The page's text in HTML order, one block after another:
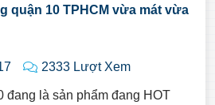
quận 10 TPHCM vừa mát vừa
2333 Lượt Xem
đang là sản phẩm đang HOT